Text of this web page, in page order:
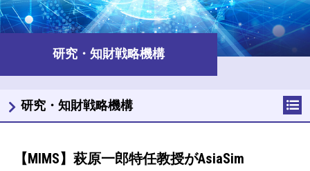
研究・知財戦略機構
【MIMS】萩原一郎特任教授がAsiaSim
研究・知財戦略機構